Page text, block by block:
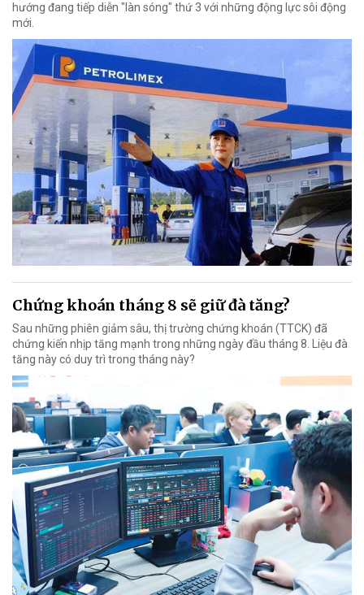
hướng đang tiếp diễn "làn sóng" thứ 3 với những động lực sôi động
mới.
Chứng khoán tháng 8 sẽ giữ đà tăng?
Sau những phiên giảm sâu, thị trường chứng khoán (TTCK) đã
chứng kiến nhịp tăng mạnh trong những ngày đầu tháng 8. Liệu đà
tăng này có duy trì trong tháng này?